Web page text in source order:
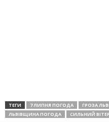
ТЕГИ 7 ЛИПНЯ ПОГОДА ГРОЗА
ЛЬВІВЩИНА ПОГОДА
СИЛЬНИЙ ВІТЕР